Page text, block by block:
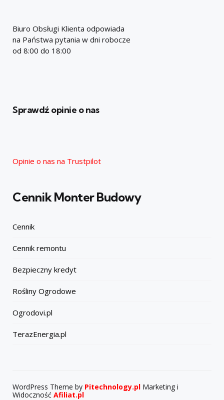
Biuro Obsługi Klienta odpowiada
na Państwa pytania w dni robocze
od 8:00 do 18:00
Sprawdź opinie o nas
Opinie o nas na Trustpilot
Cennik Monter Budowy
Cennik
Cennik remontu
Bezpieczny kredyt
Rośliny Ogrodowe
Ogrodovi.pl
TerazEnergia.pl
WordPress Theme by Pitechnology.pl Marketing i
Widoczność Afiliat.pl